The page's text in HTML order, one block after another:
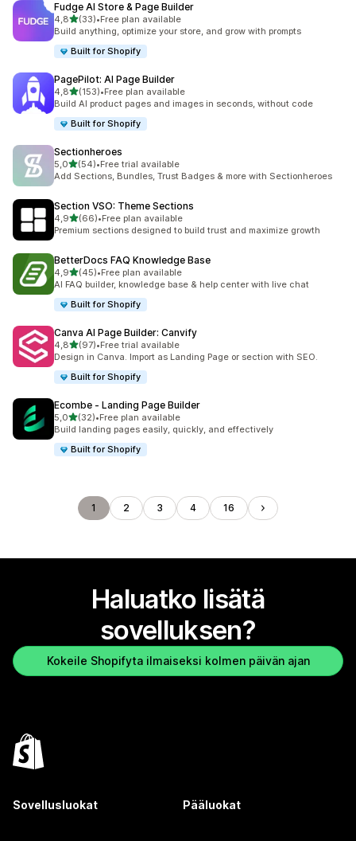
Fudge AI Store & Page Builder
4,8/ 5 tähteä
(33)
33 arvostelua yhteensä
•Free plan available
Build anything, optimize your store, and grow with prompts
Built for Shopify
PagePilot: AI Page Builder
4,8/ 5 tähteä
(153)
153 arvostelua yhteensä
•Free plan available
Build AI product pages and images in seconds, without code
Built for Shopify
Sectionheroes
5,0/ 5 tähteä
(54)
54 arvostelua yhteensä
•Free trial available
Add Sections, Bundles, Trust Badges & more with Sectionheroes
Section VSO: Theme Sections
4,9/ 5 tähteä
(66)
66 arvostelua yhteensä
•Free plan available
Premium sections designed to build trust and maximize growth
BetterDocs FAQ Knowledge Base
4,9/ 5 tähteä
(45)
45 arvostelua yhteensä
•Free plan available
AI FAQ builder, knowledge base & help center with live chat
Built for Shopify
Canva AI Page Builder: Canvify
4,8/ 5 tähteä
(97)
97 arvostelua yhteensä
•Free trial available
Design in Canva. Import as Landing Page or section with SEO.
Built for Shopify
Ecombe ‑ Landing Page Builder
5,0/ 5 tähteä
(32)
32 arvostelua yhteensä
•Free plan available
Build landing pages easily, quickly, and effectively
Built for Shopify
1 2 3 4 16
Haluatko lisätä
sovelluksen?
Kokeile Shopifyta ilmaiseksi kolmen päivän ajan
Sovellusluokat Pääluokat